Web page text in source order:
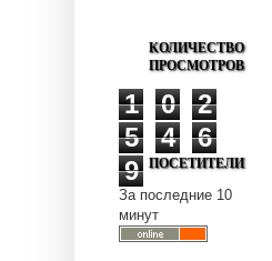
КОЛИЧЕСТВО
ПРОСМОТРОВ
1 0
2
5
4
6
9
ПОСЕТИТЕЛИ
За последние 10
минут